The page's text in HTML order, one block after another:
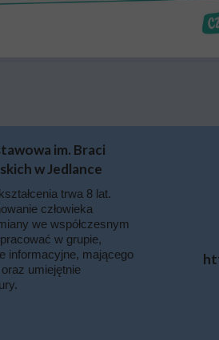
trwa 8 lat.
człowieka
we współczesnym
w grupie,
informacyjne, mającego
umiejętnie
im. Braci
w Jedlance